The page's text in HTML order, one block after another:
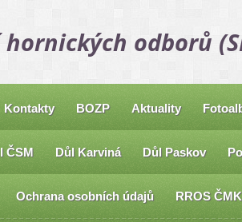
odborů
Kontakty BOZP Aktuality
ČSM Důl Karviná Důl Paskov
Ochrana osobních údajů RROS